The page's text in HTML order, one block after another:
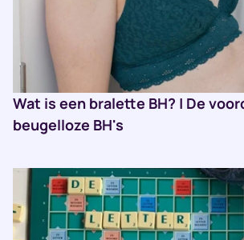
Wat is een bralette BH? | De
beugelloze BH's